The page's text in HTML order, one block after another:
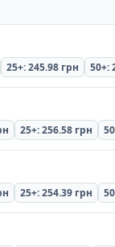
25+: 245.98 грн 50+:
25+: 256.58 грн
25+: 254.39 грн